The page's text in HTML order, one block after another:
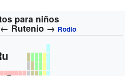
para niños
Rutenio → Rodio